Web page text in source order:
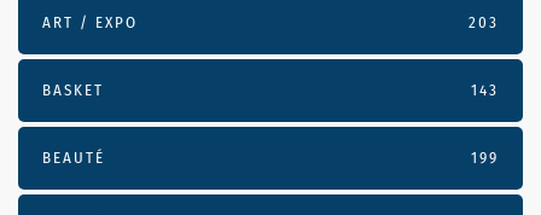
ART / EXPO 203
BASKET 143
BEAUTÉ 199